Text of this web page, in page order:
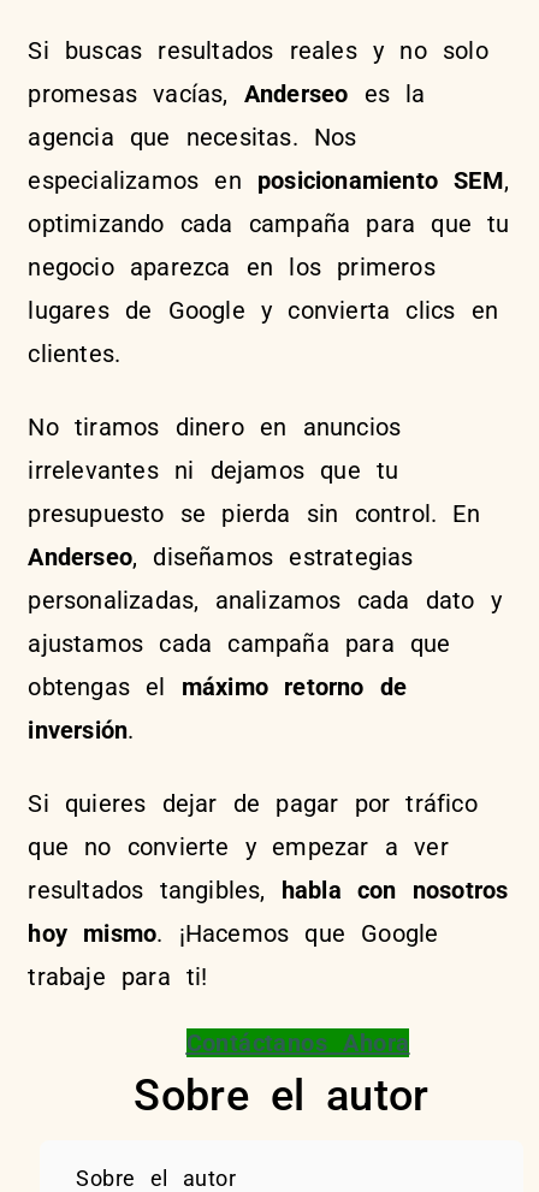
Si buscas resultados reales y no solo
promesas vacías, Anderseo es la
agencia que necesitas. Nos
especializamos en posicionamiento SEM,
optimizando cada campaña para que tu
negocio aparezca en los primeros
lugares de Google y convierta clics en
clientes.
No tiramos dinero en anuncios
irrelevantes ni dejamos que tu
presupuesto se pierda sin control. En
Anderseo, diseñamos estrategias
personalizadas, analizamos cada dato y
ajustamos cada campaña para que
obtengas el máximo retorno de
inversión.
Si quieres dejar de pagar por tráfico
que no convierte y empezar a ver
resultados tangibles, habla con nosotros
hoy mismo. ¡Hacemos que Google
trabaje para ti!
Contáctanos Ahora
Sobre el autor
Sobre el autor